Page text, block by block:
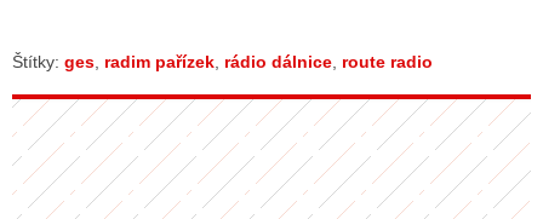
STÁT BLOGEREM
BLOGERA
Štítky: ges radim pařízek rádio dálnice route radio